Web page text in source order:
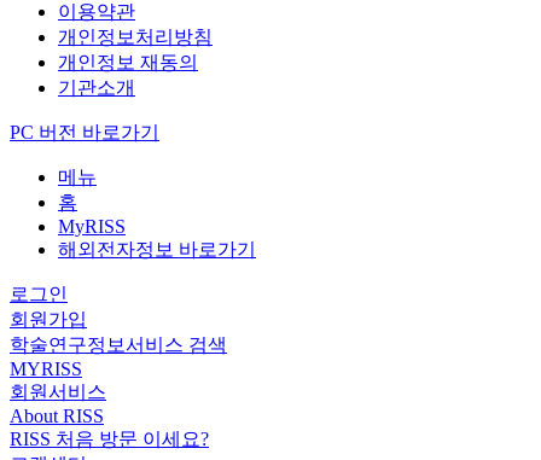
이용약관
개인정보처리방침
개인정보 재동의
기관소개
PC 버전 바로가기
메뉴
홈
MyRISS
해외전자정보 바로가기
로그인
회원가입
학술연구정보서비스 검색
MYRISS
회원서비스
About RISS
RISS 처음 방문 이세요?